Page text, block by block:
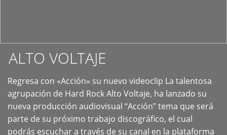
ALTO VOLTAJE
Regresa con «Acción» su nuevo videoclip La talentosa
agrupación de Hard Rock Alto Voltaje, ha lanzado su
nueva producción audiovisual “Acción” tema que será
parte de su próximo trabajo discográfico, el cual
podrás escuchar a través de su canal en la plataforma
+